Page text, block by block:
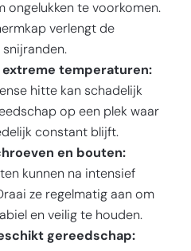
ongelukken te voorkomen.
verlengt de
snijranden.
extreme temperaturen:
hitte kan schadelijk
op een plek waar
constant blijft.
en bouten:
kunnen na intensief
ze regelmatig aan om
en veilig te houden.
gereedschap: